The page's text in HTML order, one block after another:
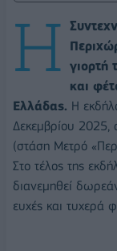
Η γιορτή
και
Ελλάδας. Η
Δεκεμβρίου 2025,
(στάση Μετρό
Στο τέλος της
διανεμηθεί
ευχές και τυχερά